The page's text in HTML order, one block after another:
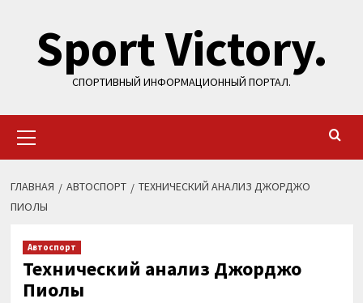
содержимому
Sport Victory.
СПОРТИВНЫЙ ИНФОРМАЦИОННЫЙ ПОРТАЛ.
меню
ГЛАВНАЯ АВТОСПОРТ
ТЕХНИЧЕСКИЙ АНАЛИЗ ДЖОРДЖО
ПИОЛЫ
Автоспорт
Технический анализ Джорджо
Пиолы